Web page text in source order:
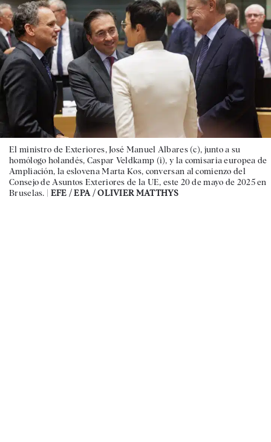
El ministro de Exteriores, José Manuel Albares (c), junto a su
homólogo holandés, Caspar Veldkamp (i), y la comisaria europea de
Ampliación, la eslovena Marta Kos, conversan al comienzo del
Consejo de Asuntos Exteriores de la UE, este 20 de mayo de 2025 en
Bruselas. | EFE / EPA / OLIVIER MATTHYS